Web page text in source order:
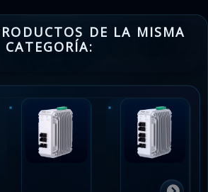
DE LA MISMA
CATEGORÍA: